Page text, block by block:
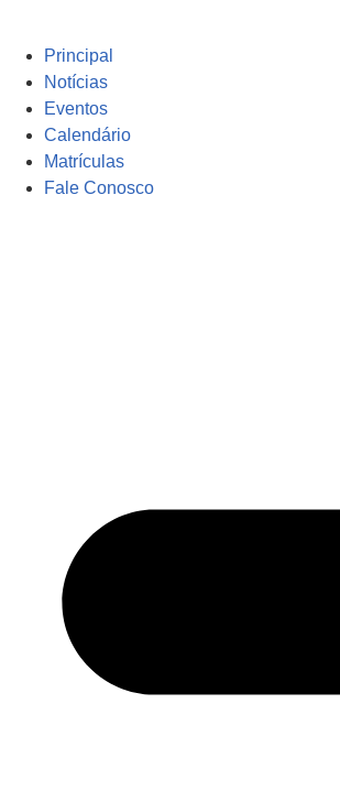
Principal
Notícias
Eventos
Calendário
Matrículas
Fale Conosco